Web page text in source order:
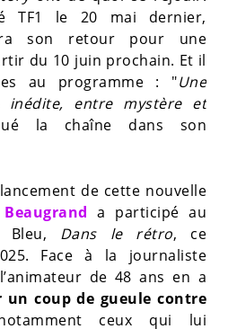
TF1 le 20 mai dernier,
son retour pour une
du 10 juin prochain. Et il
au programme : "Une
inédite, entre mystère et
la chaîne dans son
de cette nouvelle
a participé au
Bleu, Dans le rétro, ce
Face à la journaliste
de 48 ans en a
un coup de gueule contre
ceux qui lui